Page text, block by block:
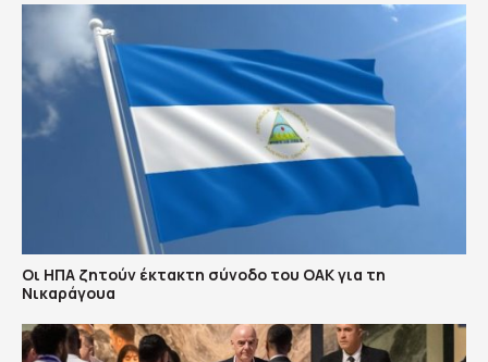
Οι ΗΠΑ ζητούν έκτακτη σύνοδο του ΟΑΚ για τη
Νικαράγουα